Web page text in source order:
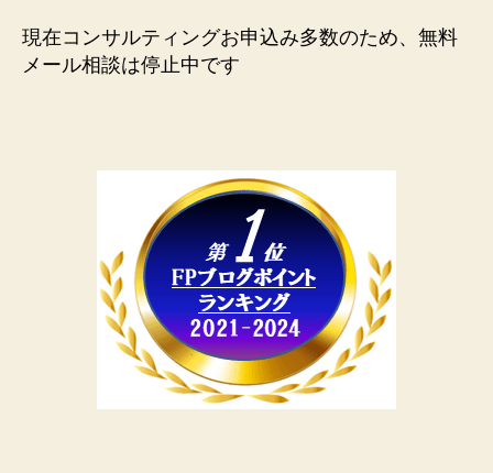
現在コンサルティングお申込み多数のため、無料
メール相談は停止中です